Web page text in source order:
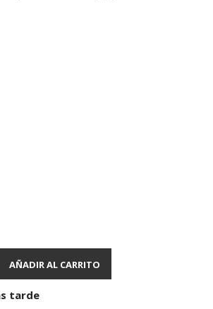
AÑADIR AL CARRITO
tarde